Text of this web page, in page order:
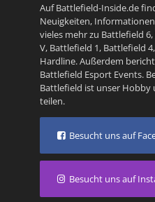
Auf Battlefield-Inside.de
Neuigkeiten,
vieles mehr zu Battlefield 6,
V, Battlefield 1, Battlefield 4,
Hardline. Außerdem
Battlefield Esport Events.
Battlefield ist unser Hobby
teilen.
Besucht uns auf
Besucht uns auf